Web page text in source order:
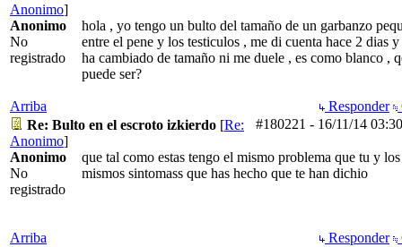
Anonimo]
Anonimo
No
registrado
hola , yo tengo un bulto del tamaño de un garbanzo
entre el pene y los testiculos , me di cuenta hace 2 dias
ha cambiado de tamaño ni me duele , es como blanco ,
puede ser?
Arriba Responder
#180221 - 16/11/14
Re: Bulto en el escroto izkierdo [Re:
Anonimo]
Anonimo
No
registrado
que tal como estas tengo el mismo problema que tu y los
mismos sintomass que has hecho que te han dichio
Arriba Responder